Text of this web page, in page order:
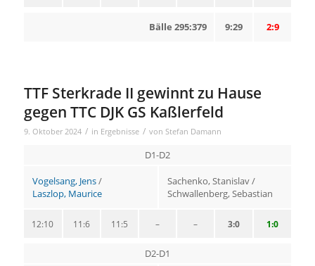
2:9
9:29
Bälle 295:379
TTF Sterkrade II gewinnt zu Hause
gegen TTC DJK GS Kaßlerfeld
9. Oktober 2024 / in Ergebnisse / von Stefan Damann
D1-D2
Vogelsang, Jens/
Laszlop, Maurice
Sachenko, Stanislav /
Schwallenberg, Sebastian
1:0
3:0
–
–
11:5
11:6
12:10
D2-D1